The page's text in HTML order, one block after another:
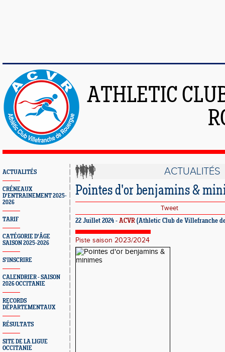
ATHLETIC
ACTUALITÉS
CRÉNEAUX
D'ENTRAINEMENT 2025-
2026
TARIF
CATÉGORIE D'ÂGE
SAISON 2025-2026
S'INSCRIRE
CALENDRIER - SAISON
2026 OCCITANIE
RECORDS
DÉPARTEMENTAUX
RÉSULTATS
SITE DE LA LIGUE
OCCITANIE
ACTUALITÉS
Pointes d'or benjamins &
Tweet
22 Juillet 2024 - ACVR (Athletic Club de Villefranche
Piste saison 2023/2024